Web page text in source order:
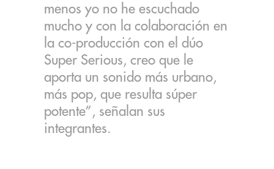
menos yo no he escuchado
mucho y con la colaboración en
la co-producción con el dúo
Super Serious, creo que le
aporta un sonido más urbano,
más pop, que resulta súper
potente”, señalan sus
integrantes.